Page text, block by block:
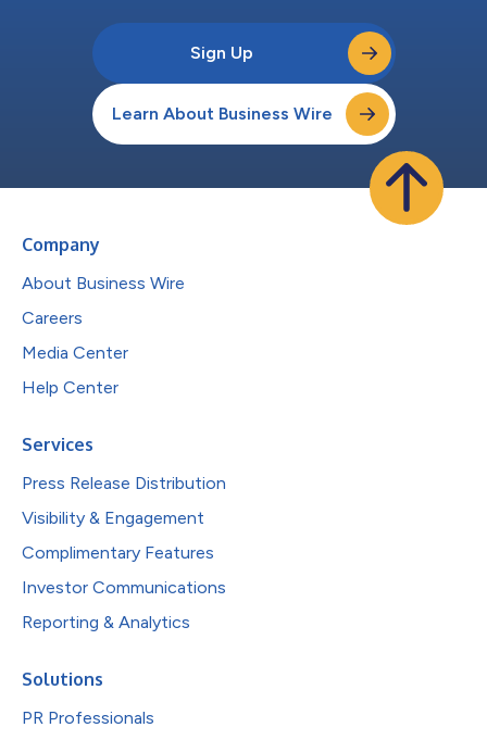
Sign Up
Learn About Business Wire
Company
About Business Wire
Careers
Media Center
Help Center
Services
Press Release Distribution
Visibility & Engagement
Complimentary Features
Investor Communications
Reporting & Analytics
Solutions
PR Professionals